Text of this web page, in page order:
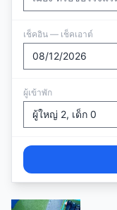
เช็คอิน — เช็คเอาต์
ผู้เข้าพัก